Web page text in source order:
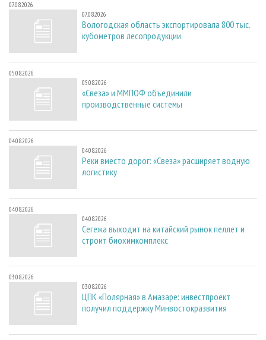
07.08.2026
07.08.2026
Вологодская область экспортировала 800 тыс.
кубометров лесопродукции
05.08.2026
05.08.2026
«Свеза» и ММПОФ объединили
производственные системы
04.08.2026
04.08.2026
Реки вместо дорог: «Свеза» расширяет водную
логистику
04.08.2026
04.08.2026
Сегежа выходит на китайский рынок пеллет и
строит биохимкомплекс
03.08.2026
03.08.2026
ЦПК «Полярная» в Амазаре: инвестпроект
получил поддержку Минвостокразвития